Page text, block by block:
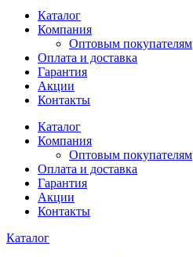
Каталог
Компания
Оптовым покупателям
Оплата и доставка
Гарантия
Акции
Контакты
Каталог
Компания
Оптовым покупателям
Оплата и доставка
Гарантия
Акции
Контакты
Каталог